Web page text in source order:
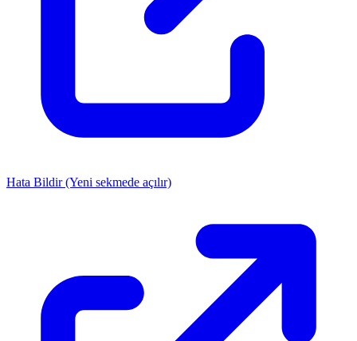
Hata Bildir(Yeni sekmede açılır)